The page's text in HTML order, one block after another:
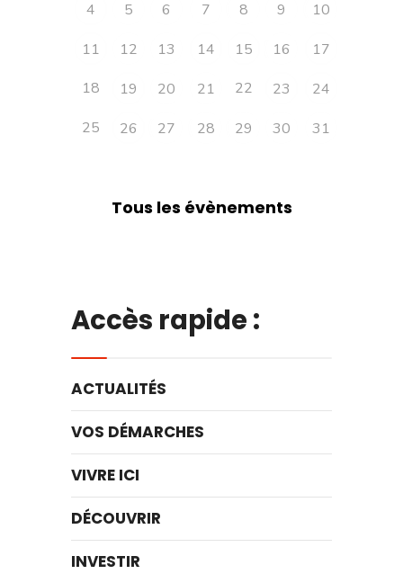
4
5 6 7 8 9
10
11
12 13 14 15 16
17
18
19 20 21 22 23
24
25
26 27 28 29 30 31
Tous les évènements
Accès rapide :
ACTUALITÉS
VOS DÉMARCHES
VIVRE ICI
DÉCOUVRIR
INVESTIR